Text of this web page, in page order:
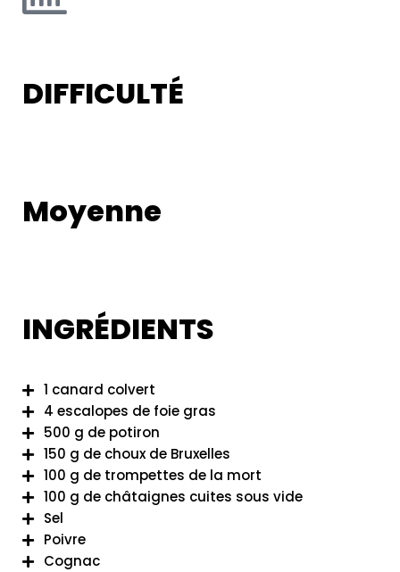
DIFFICULTÉ
Moyenne
INGRÉDIENTS
1 canard colvert
4 escalopes de foie gras
500 g de potiron
150 g de choux de Bruxelles
100 g de trompettes de la mort
100 g de châtaignes cuites sous vide
Sel
Poivre
Cognac